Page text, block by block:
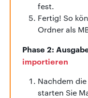
fest.
Fertig! So
Ordner als
Phase 2:
importieren
Nachdem
starten Sie